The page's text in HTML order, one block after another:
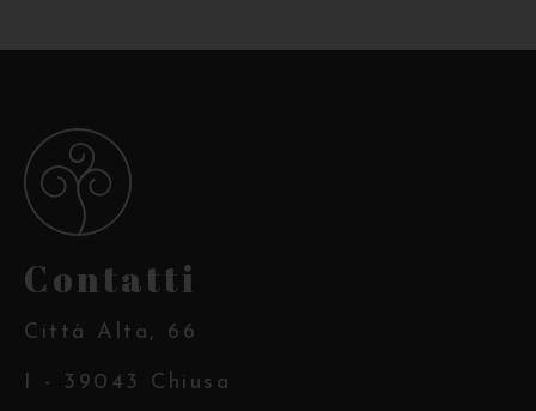
Contatti
Città Alta, 66
I - 39043 Chiusa